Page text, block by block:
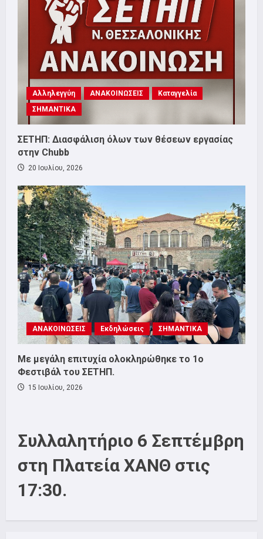
Αλληλεγγύη ΑΝΑΚΟΙΝΩΣΕΙΣ
Καταγγελία
ΣΗΜΑΝΤΙΚΑ
ΣΕΤΗΠ: Διασφάλιση όλων των θέσεων εργασίας
στην Chubb
20 Ιουλίου, 2026
ΑΝΑΚΟΙΝΩΣΕΙΣ Εκδηλώσεις ΣΗΜΑΝΤΙΚΑ
Με μεγάλη επιτυχία ολοκληρώθηκε το 1ο
Φεστιβάλ του ΣΕΤΗΠ.
15 Ιουλίου, 2026
Συλλαλητήριο 6 Σεπτέμβρη
στη Πλατεία ΧΑΝΘ στις
17:30.